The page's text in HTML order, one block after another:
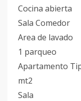
Cocina abierta
Sala Comedor
Area de lavado
1 parqueo
Apartamento
mt2
Sala